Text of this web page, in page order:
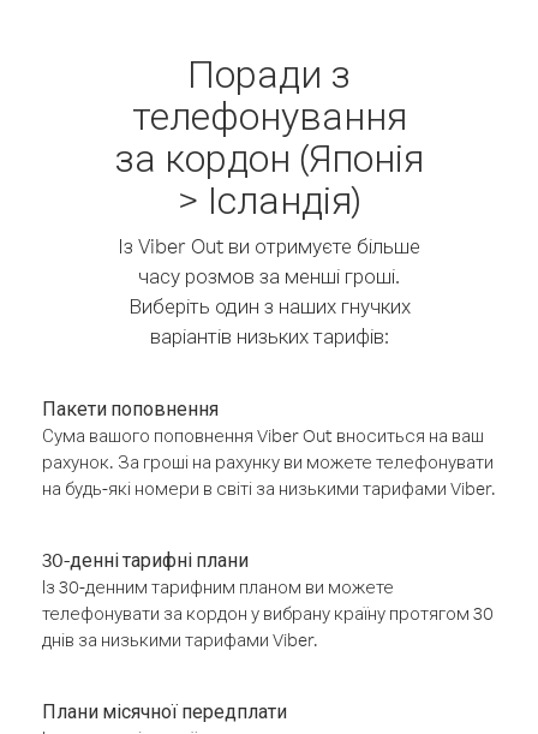
Поради з
телефонування
за кордон (Японія
> Ісландія)
Із Viber Out ви отримуєте більше
часу розмов за менші гроші.
Виберіть один з наших гнучких
варіантів низьких тарифів:
Пакети поповнення
Сума вашого поповнення Viber Out вноситься на ваш
рахунок. За гроші на рахунку ви можете телефонувати
на будь-які номери в світі за низькими тарифами Viber.
30-денні тарифні плани
Із 30-денним тарифним планом ви можете
телефонувати за кордон у вибрану країну протягом 30
днів за низькими тарифами Viber.
Плани місячної передплати